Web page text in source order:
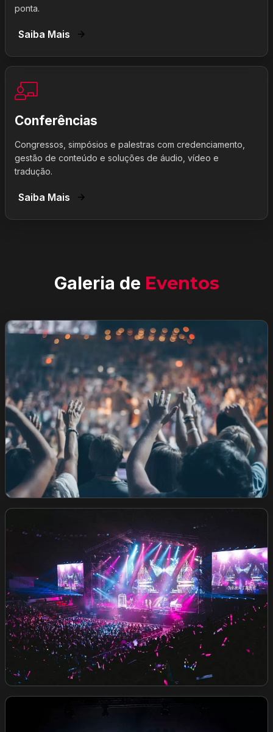
ponta.
Saiba Mais
Conferências
Congressos, simpósios e palestras com credenciamento,
gestão de conteúdo e soluções de áudio, vídeo e
tradução.
Saiba Mais
Galeria de Eventos